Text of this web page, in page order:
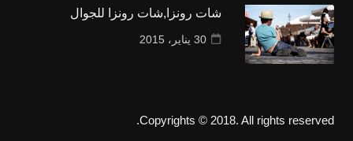
شات رونزا,شات رونزا للجوال
30 يناير، 2015
Copyrights © 2018. All rights reserved.